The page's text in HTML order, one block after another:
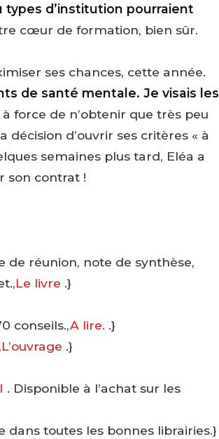
types d’institution pourraient
cœur de formation, bien sûr.
ses chances, cette année.
de santé mentale. Je visais les
force de n’obtenir que très peu
d’ouvrir ses critères « à
semaines plus tard, Eléa a
son contrat !
de réunion, note de synthèse,
Le livre .}
conseils.,A lire. .}
L’ouvrage .}
. Disponible à l’achat sur les
dans toutes les bonnes librairies.}